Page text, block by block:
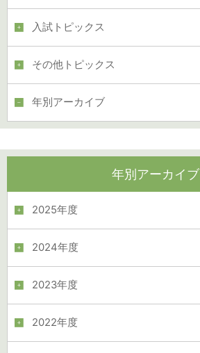
入試トピックス
その他トピックス
年別アーカイブ
年別アーカイブ
2025年度
2024年度
2023年度
2022年度